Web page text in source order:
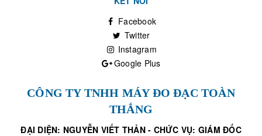
Facebook
Twitter
Instagram
Google Plus
CÔNG TY TNHH MÁY ĐO ĐẠC TOÀN
THẮNG
ĐẠI DIỆN: NGUYỄN VIẾT THẢN - CHỨC VỤ: GIÁM ĐỐC